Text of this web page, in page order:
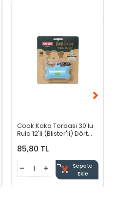
Cook Kaka Torbası 30'lu
Rulo 12'li (Blister'li) Dört
85,80 TL
Sepete
Ekle